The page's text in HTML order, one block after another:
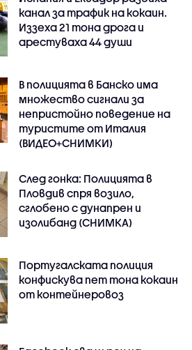
канал за трафик на кокаин.
Иззеха 21 тона дрога и
арестуваха 44 души
В полицията в Банско има
множество сигнали за
непристойно поведение на
туристите от Италия
(ВИДЕО+СНИМКИ)
След гонка: Полицията в
Пловдив спря возило,
сглобено с дунапрен и
изолибанд (СНИМКА)
Португалската полиция
конфискува пет тона кокаин
от контейнеровоз